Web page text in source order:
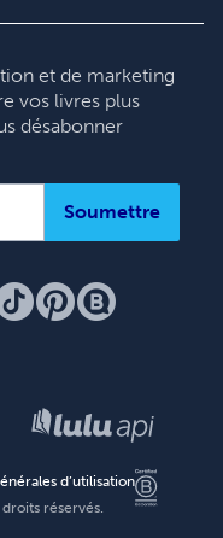
et de marketing
vos livres plus
désabonner
Soumettre
d’utilisation
réservés.